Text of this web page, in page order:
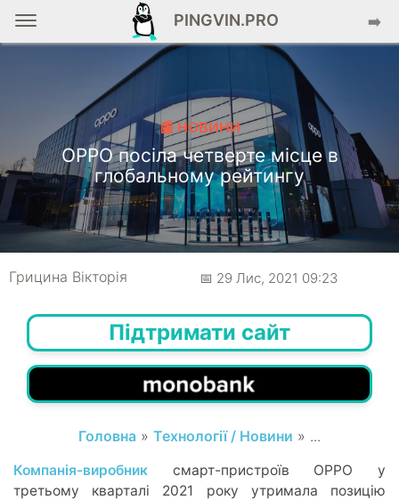
PINGVIN.PRO ➡️
📰 НОВИНИ
OPPO посіла четверте місце в
глобальному рейтингу
Грицина Вікторія 📅 29 Лис, 2021 09:23
Підтримати сайт
Головна » Технології / Новини » ...
Компанія-виробник смарт-пристроїв OPPO у
третьому кварталі 2021 року утримала позицію